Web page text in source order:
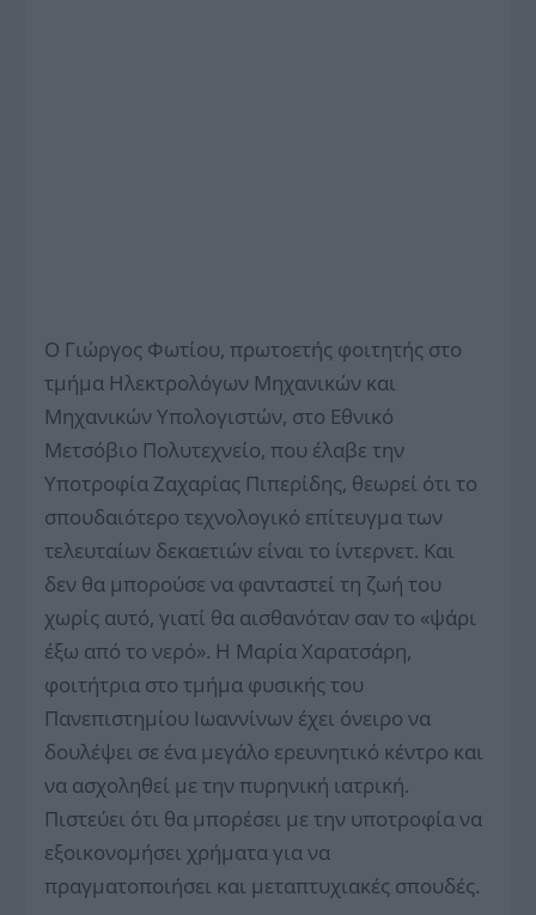
Ο Γιώργος Φωτίου, πρωτοετής φοιτητής στο
τμήμα Ηλεκτρολόγων Μηχανικών και
Μηχανικών Υπολογιστών, στο Εθνικό
Μετσόβιο Πολυτεχνείο, που έλαβε την
Υποτροφία Ζαχαρίας Πιπερίδης, θεωρεί ότι το
σπουδαιότερο τεχνολογικό επίτευγμα των
τελευταίων δεκαετιών είναι το ίντερνετ. Και
δεν θα μπορούσε να φανταστεί τη ζωή του
χωρίς αυτό, γιατί θα αισθανόταν σαν το «ψάρι
έξω από το νερό». Η Μαρία Χαρατσάρη,
φοιτήτρια στο τμήμα φυσικής του
Πανεπιστημίου Ιωαννίνων έχει όνειρο να
δουλέψει σε ένα μεγάλο ερευνητικό κέντρο και
να ασχοληθεί με την πυρηνική ιατρική.
Πιστεύει ότι θα μπορέσει με την υποτροφία να
εξοικονομήσει χρήματα για να
πραγματοποιήσει και μεταπτυχιακές σπουδές.